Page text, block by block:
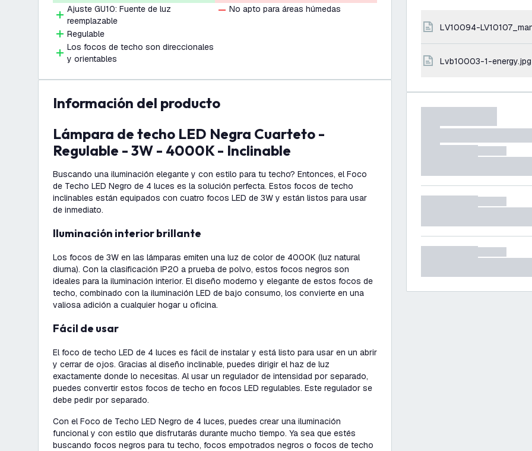
Ajuste GU10: Fuente de luz
reemplazable
Regulable
Los focos de techo son direccionales
y orientables
No apto para áreas húmedas
información del producto
Lámpara de techo LED Negra Cuarteto -
Regulable - 3W - 4000K - Inclinable
Buscando una iluminación elegante y con estilo para tu techo? Entonces, el Foco
de Techo LED Negro de 4 luces es la solución perfecta. Estos focos de techo
inclinables están equipados con cuatro focos LED de 3W y están listos para usar
de inmediato.
Iluminación interior brillante
Los focos de 3W en las lámparas emiten una luz de color de 4000K (luz natural
diurna). Con la clasificación IP20 a prueba de polvo, estos focos negros son
ideales para la iluminación interior. El diseño moderno y elegante de estos focos de
techo, combinado con la iluminación LED de bajo consumo, los convierte en una
valiosa adición a cualquier hogar u oficina.
Fácil de usar
El foco de techo LED de 4 luces es fácil de instalar y está listo para usar en un abrir
y cerrar de ojos. Gracias al diseño inclinable, puedes dirigir el haz de luz
exactamente donde lo necesitas. Al usar un regulador de intensidad por separado,
puedes convertir estos focos de techo en focos LED regulables. Este regulador se
debe pedir por separado.
Con el Foco de Techo LED Negro de 4 luces, puedes crear una iluminación
funcional y con estilo que disfrutarás durante mucho tiempo. Ya sea que estés
buscando focos negros para tu techo, focos empotrados negros o focos de techo
LV10094-
lvb10003-1-energy.jpg